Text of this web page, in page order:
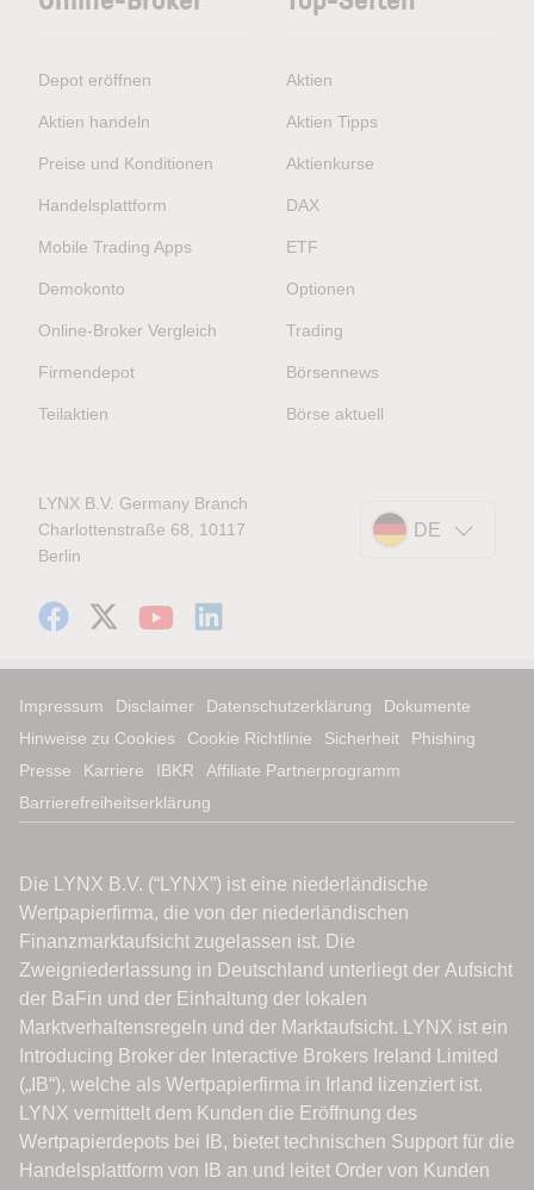
Depot eröffnen
Aktien handeln
Preise und Konditionen
Handelsplattform
Mobile Trading Apps
Demokonto
Online-Broker Vergleich
Firmendepot
Teilaktien
Aktien
Aktien Tipps
Aktienkurse
DAX
ETF
Optionen
Trading
Börsennews
Börse aktuell
LYNX B.V. Germany Branch
Charlottenstraße 68, 10117
Berlin
DE
Impressum Disclaimer Datenschutzerklärung
Dokumente
Hinweise zu Cookies
Cookie Richtlinie Sicherheit
Phishing
Presse
Karriere IBKR
Affiliate Partnerprogramm
Barrierefreiheitserklärung